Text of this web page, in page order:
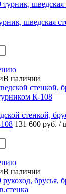
шведская
В наличии
стенкой,
131 600 руб. /
В наличии